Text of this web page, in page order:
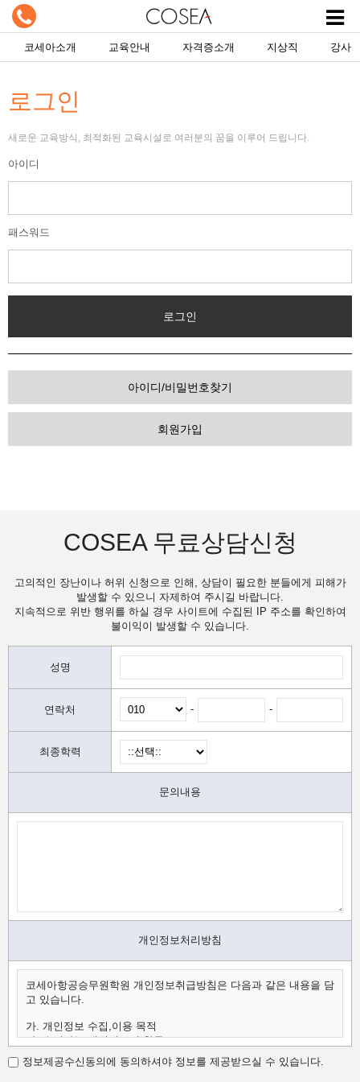
코세아소개 교육안내 자격증소개 지상직 강사
로그인
새로운 교육방식, 최적화된 교육시설로 여러분의 꿈을 이루어 드립니다.
아이디
패스워드
아이디/비밀번호찾기
회원가입
COSEA 무료상담신청
고의적인 장난이나 허위 신청으로 인해, 상담이 필요한 분들에게 피해가
발생할 수 있으니 자제하여 주시길 바랍니다.
지속적으로 위반 행위를 하실 경우 사이트에 수집된 IP 주소를 확인하여
불이익이 발생할 수 있습니다.
성명
연락처 - -
최종학력
문의내용
개인정보처리방침
코세아항공승무원학원 개인정보취급방침은 다음과 같은 내용을 담
고 있습니다.
가. 개인정보 수집,이용 목적
나. 수집하는 개인정보의 항목
다. 개인정보의 보유 및 이용 기간
가.개인정보 수집,이용 목적
정보제공수신동의에 동의하셔야 정보를 제공받으실 수 있습니다.